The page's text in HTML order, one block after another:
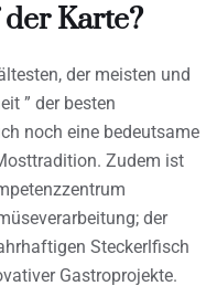
Karte?
der meisten und
” der besten
noch eine bedeutsame
Zudem ist
der
Steckerlfisch
Gastroprojekte.